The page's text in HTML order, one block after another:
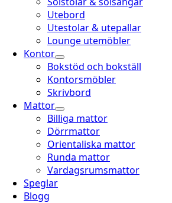
Utebord
Utestolar & utepallar
Lounge utemöbler
Kontor
Bokstöd och bokställ
Kontorsmöbler
Skrivbord
Mattor
Billiga mattor
Dörrmattor
Orientaliska mattor
Runda mattor
Vardagsrumsmattor
Speglar
Blogg